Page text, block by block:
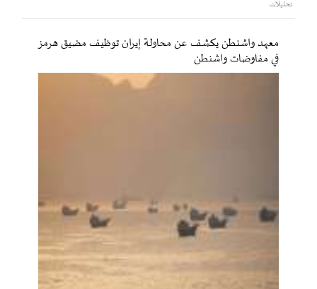
تحليلات
معهد واشنطن يكشف عن محاولة إيران توظيف مضيق هرمز
في مفاوضات واشنطن